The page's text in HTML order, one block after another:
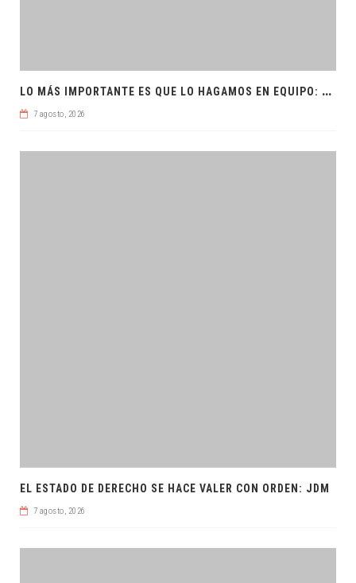
L
O MÁS IMPORTANTE ES QUE LO HAGAMOS EN EQUIPO: CPL
7 agosto, 2026
EL ESTADO DE DERECHO SE HACE VALER CON ORDEN: JDM
7 agosto, 2026